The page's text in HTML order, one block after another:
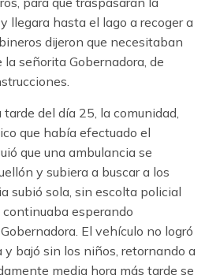
llegara hasta el lago a recoger a
dijeron que necesitaban
señorita Gobernadora, de
tarde del día 25, la comunidad,
que había efectuado el
que una ambulancia se
y subiera a buscar a los
subió sola, sin escolta policial
esperando
El vehículo no logró
y bajó sin los niños, retornando a
media hora más tarde se